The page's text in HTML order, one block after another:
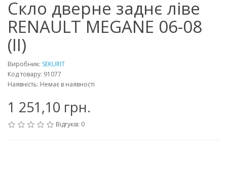
Скло дверне заднє ліве
RENAULT MEGANE 06-08
(II)
Виробник: SEKURIT
Код товару: 91077
Наявність: Немає в наявності
1 251,10 грн.
Відгуків: 0